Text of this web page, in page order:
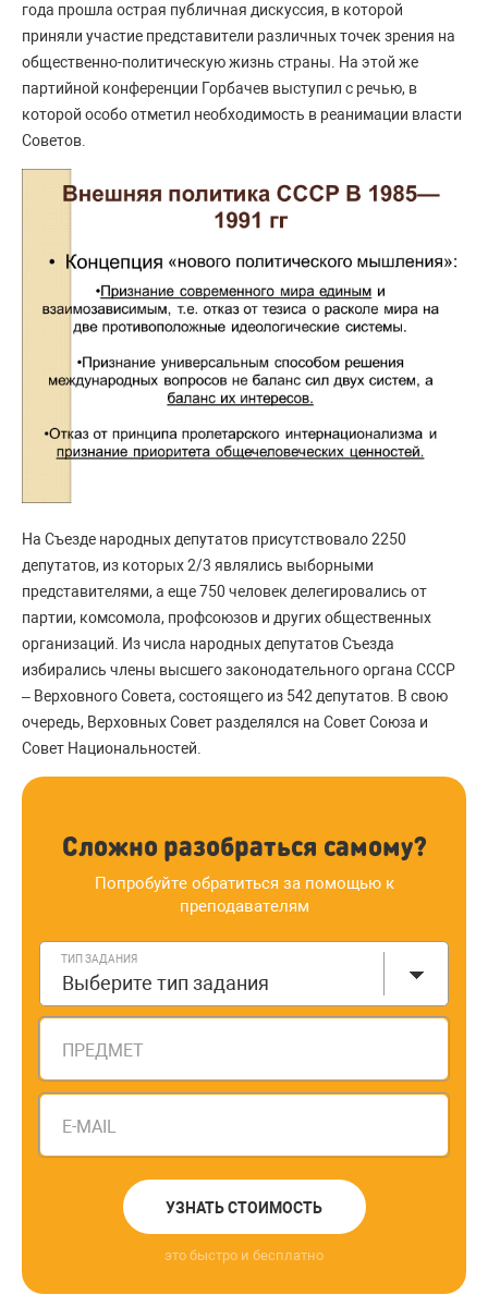
года прошла острая публичная дискуссия, в которой
приняли участие представители различных точек зрения на
общественно-политическую жизнь страны. На этой же
партийной конференции Горбачев выступил с речью, в
которой особо отметил необходимость в реанимации власти
Советов.
На Съезде народных депутатов присутствовало 2250
депутатов, из которых 2/3 являлись выборными
представителями, а еще 750 человек делегировались от
партии, комсомола, профсоюзов и других общественных
организаций. Из числа народных депутатов Съезда
избирались члены высшего законодательного органа СССР
– Верховного Совета, состоящего из 542 депутатов. В свою
очередь, Верховных Совет разделялся на Совет Союза и
Совет Национальностей.
Сложно разобраться самому?
Попробуйте обратиться за помощью к
преподавателям
ТИП ЗАДАНИЯ
Выберите тип задания
ПРЕДМЕТ
E-MAIL
УЗНАТЬ СТОИМОСТЬ
это быстро и бесплатно